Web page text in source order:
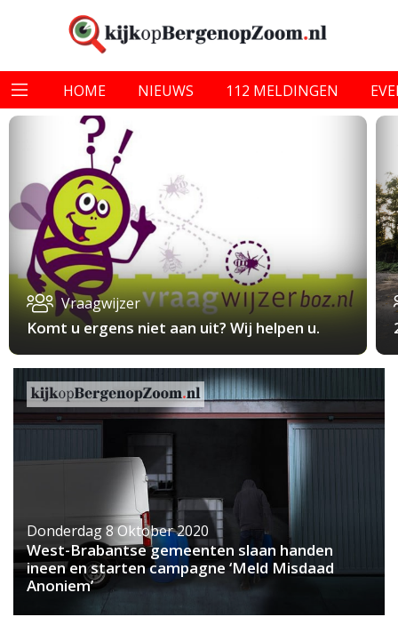
HOME NIEUWS 112 MELDINGEN
Vraagwijzer
Komt u ergens niet aan uit? Wij helpen u.
Donderdag 8 Oktober 2020
West-Brabantse gemeenten slaan handen
ineen en starten campagne ‘Meld Misdaad
Anoniem’